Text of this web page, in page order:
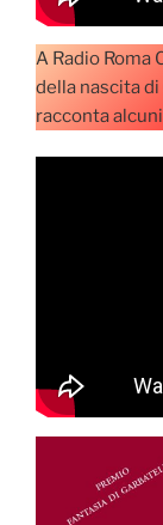
A Radio Roma
della nascita di
racconta